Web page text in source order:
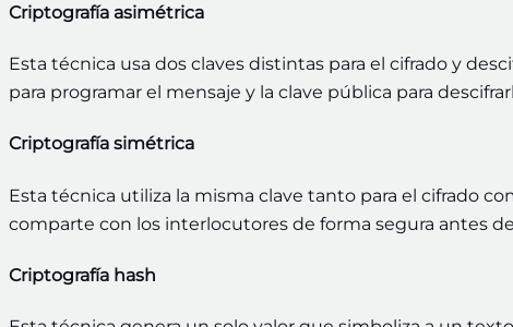
Criptografía asimétrica
Esta técnica usa dos claves distintas para el cifrado y
para programar el mensaje y la clave pública para
Criptografía simétrica
Esta técnica utiliza la misma clave tanto para el cifrado
comparte con los interlocutores de forma segura antes
Criptografía hash